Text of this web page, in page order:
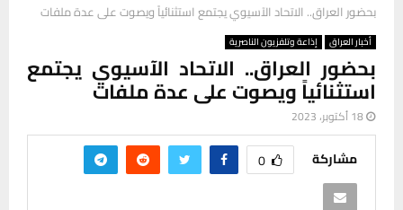
بحضور العراق.. الاتحاد الآسيوي يجتمع استثنائياً ويصوت على عدة ملفات
أخبار العراق إذاعة وتلفزيون الناصرية
بحضور العراق.. الاتحاد الآسيوي يجتمع
استثنائياً ويصوت على عدة ملفات
18 أكتوبر، 2023
مشاركة 0